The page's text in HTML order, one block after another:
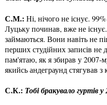
С.М.: Ні, нічого не існує.
Луцьку починав, вже не
займаються. Вони навіть не
перших студійних записів
пам'ятаю, як я збирав у 2007-
якийсь андеграунд стягував з
С.К.: Тобі бракувало гуртів у